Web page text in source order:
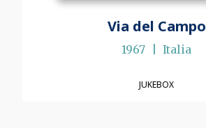
Via del Campo
1967 Italia
JUKEBOX